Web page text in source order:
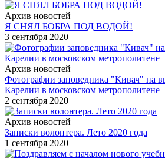
Архив новостей
Я СНЯЛ БОБРА ПОД ВОДОЙ!
3 сентября 2020
Архив новостей
Фотографии заповедника "Кивач" на
Карелии в московском метрополитене
2 сентября 2020
Архив новостей
Записки волонтера. Лето 2020 года
1 сентября 2020